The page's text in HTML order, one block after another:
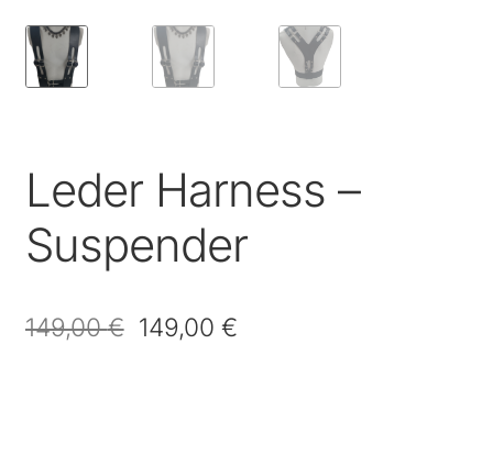
Leder Harness –
Suspender
149,00€ 149,00€